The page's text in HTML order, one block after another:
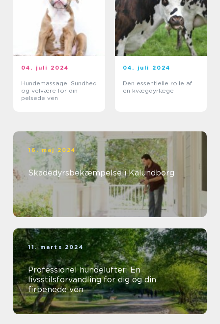
04. juli 2024
Hundemassage: Sundhed
og velvære for din
pelsede ven
04. juli 2024
Den essentielle rolle af
en kvægdyrlæge
16. maj 2024
Skadedyrsbekæmpelse i Kalundborg
11. marts 2024
Professionel hundelufter: En
livsstilsforvandling for dig og din
firbenede ven